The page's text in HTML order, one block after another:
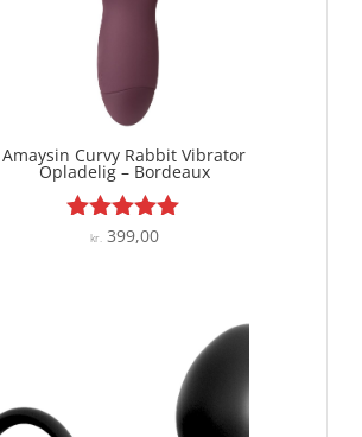
Amaysin Curvy Rabbit Vibrator
Opladelig – Bordeaux
Vurderet
kr. 399,00